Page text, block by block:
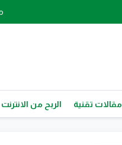
مقالات تقنية الربح من الانترنت